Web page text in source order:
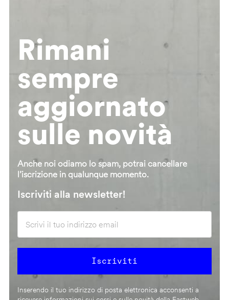
Rimani
sempre
aggiornato
sulle novità
Anche noi odiamo lo spam, potrai cancellare
l’iscrizione in qualunque momento.
Iscriviti alla newsletter!
Inserendo il tuo indirizzo di posta elettronica acconsenti a